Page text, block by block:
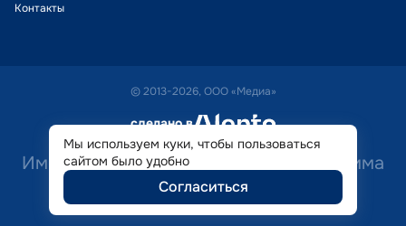
Контакты
© 2013-2026, ООО «Медиа»
сделано в alente
Имеются противопоказания. Необходима
консультация специалиста.
Мы используем куки, чтобы пользоваться
сайтом было удобно
Согласиться